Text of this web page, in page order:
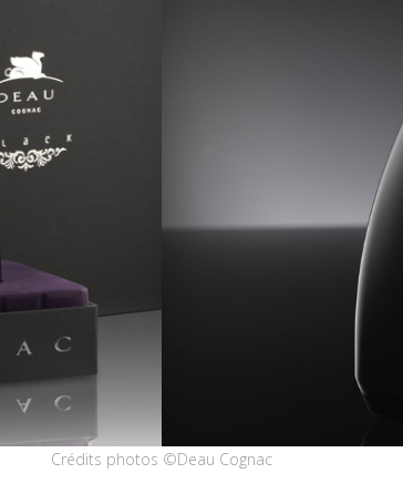
Crédits photos ©Deau Cognac